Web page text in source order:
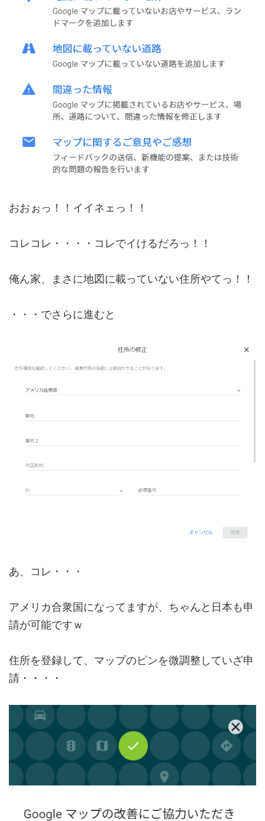
おおぉっ！！イイネェっ！！
コレコレ・・・・コレでイけるだろっ！！
俺ん家、まさに地図に載っていない住所やてっ！！
・・・でさらに進むと
あ、コレ・・・
アメリカ合衆国になってますが、ちゃんと日本も申
請が可能ですｗ
住所を登録して、マップのピンを微調整していざ申
請・・・・